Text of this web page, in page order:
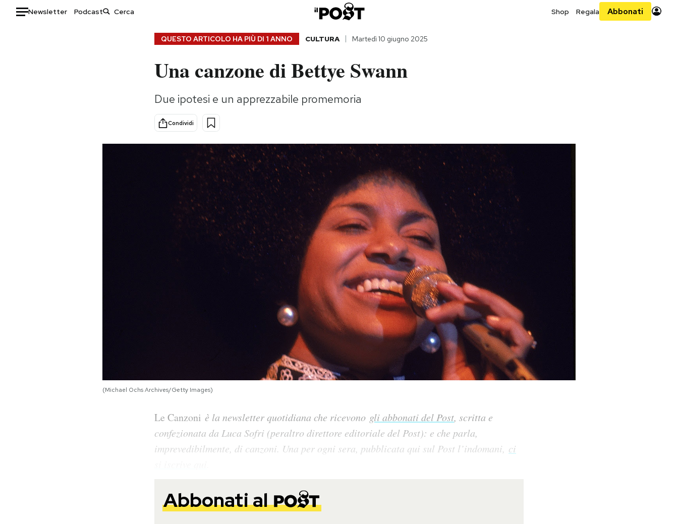
Newsletter Podcast Shop Regala Abbonati
Consumismi
Storie/Idee
Ok Boomer!
Mondiali calcio 2026
QUESTO ARTICOLO HA PIÙ DI 1 ANNO CULTURA Martedì 10 giugno 2025
Una canzone di Bettye Swann
Due ipotesi e un apprezzabile promemoria
Condividi
(Michael Ochs Archives/Getty Images)
Le Canzoni è la newsletter quotidiana che ricevono gli abbonati del Post, scritta e
confezionata da Luca Sofri (peraltro direttore editoriale del Post): e che parla,
imprevedibilmente, di canzoni. Una per ogni sera, pubblicata qui sul Post l’indomani, ci
Abbonati al